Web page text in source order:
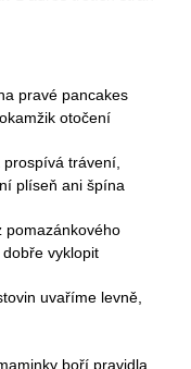
pravé pancakes
otočení
trávení,
plíseň ani špína
pomazánkového
vyklopit
uvaříme levně,
boří pravidla